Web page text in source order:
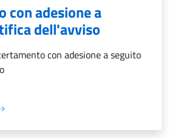
con adesione a
dell'avviso
con adesione a seguito